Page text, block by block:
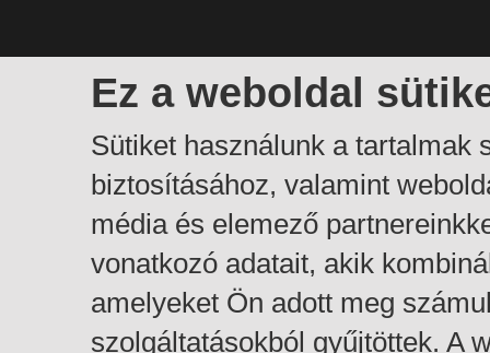
Ez a weboldal
Sütiket használunk a tartalmak
biztosításához, valamint
média és elemező
vonatkozó adatait, akik
amelyeket Ön adott meg
szolgáltatásokból gyűjtöttek. A